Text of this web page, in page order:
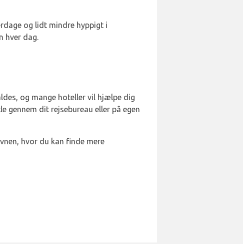
og lidt mindre hyppigt i
hver dag.
og mange hoteller vil hjælpe dig
gennem dit rejsebureau eller på egen
hvor du kan finde mere